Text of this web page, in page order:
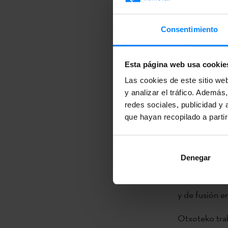
Consentimiento
Esta página web usa
Las cookies de este sitio
y analizar el tráfico.
redes sociales, publicidad y
que hayan recopilado a
Denegar
cultura y el
‘Janari
territorio de
una
y en
sugerente
Se dice que
y de fusión
Otxoteko